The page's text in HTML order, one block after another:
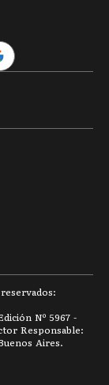
Nº 5967 -
Responsable:
Aires.